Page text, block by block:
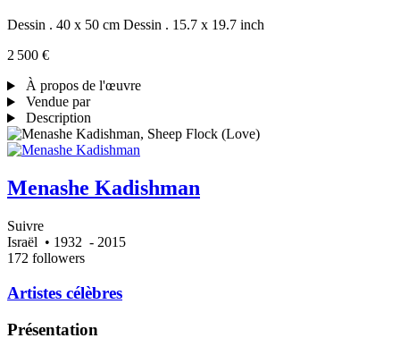
Dessin . 40 x 50 cm Dessin . 15.7 x 19.7 inch
2 500 €
À propos de l'œuvre
Vendue par
Description
Menashe Kadishman
Suivre
Israël • 1932 - 2015
172 followers
Artistes célèbres
Présentation